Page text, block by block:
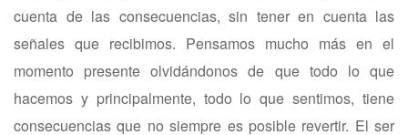
cuenta de las consecuencias, sin tener en cuenta las
señales que recibimos. Pensamos mucho más en el
momento presente olvidándonos de que todo lo que
hacemos y principalmente, todo lo que sentimos, tiene
consecuencias que no siempre es posible revertir. El ser